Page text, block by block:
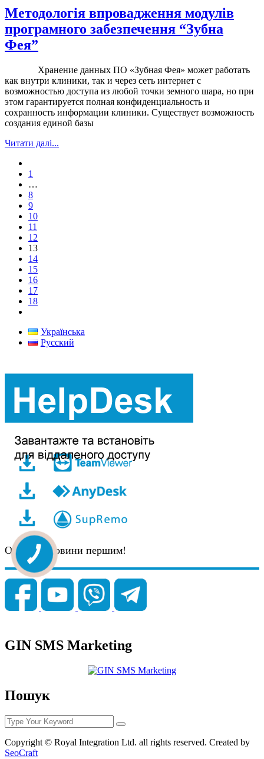
Методологія впровадження модулів
програмного забезпечення “Зубна
Фея”
Хранение данных ПО «Зубная Фея» может работать
как внутри клиники, так и через сеть интернет с
возможностью доступа из любой точки земного шара, но при
этом гарантируется полная конфиденциальность и
сохранность информации клиники. Существует возможность
создания единой базы
Читати далі...
1
…
8
9
10
11
12
13
14
15
16
17
18
Українська
Русский
Отримуй новини першим!
GIN SMS Marketing
Пошук
Copyright © Royal Integration Ltd. all rights reserved. Created by
SeoCraft